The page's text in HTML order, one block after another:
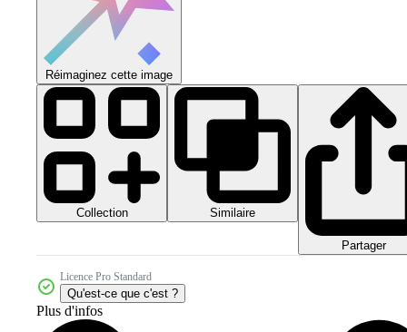
Réimaginez cette image
Collection Similaire
Partager
Licence Pro Standard
Qu'est-ce que c'est ?
Plus d'infos